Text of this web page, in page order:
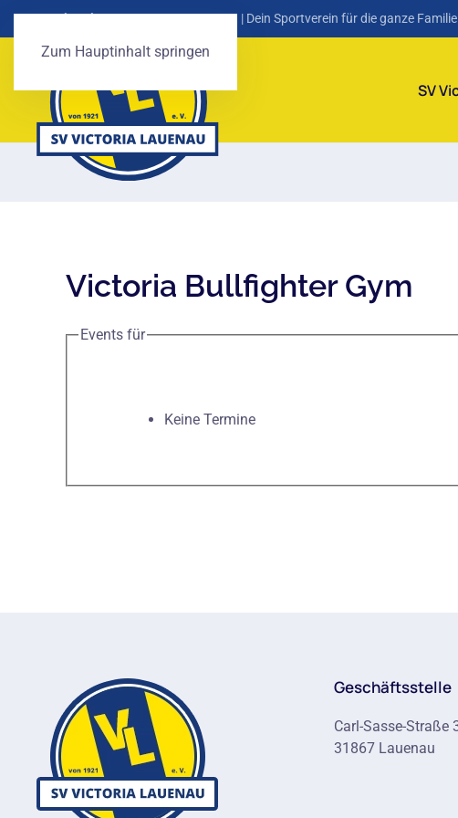
Zum Hauptinhalt springen
SV Victoria Lauenau von 1921 e. V. | Dein Sportverein für die ganze
SV
Victoria Bullfighter Gym
Events für
Keine Termine
Geschäftsstelle
Carl-Sasse-Straße
31867 Lauenau